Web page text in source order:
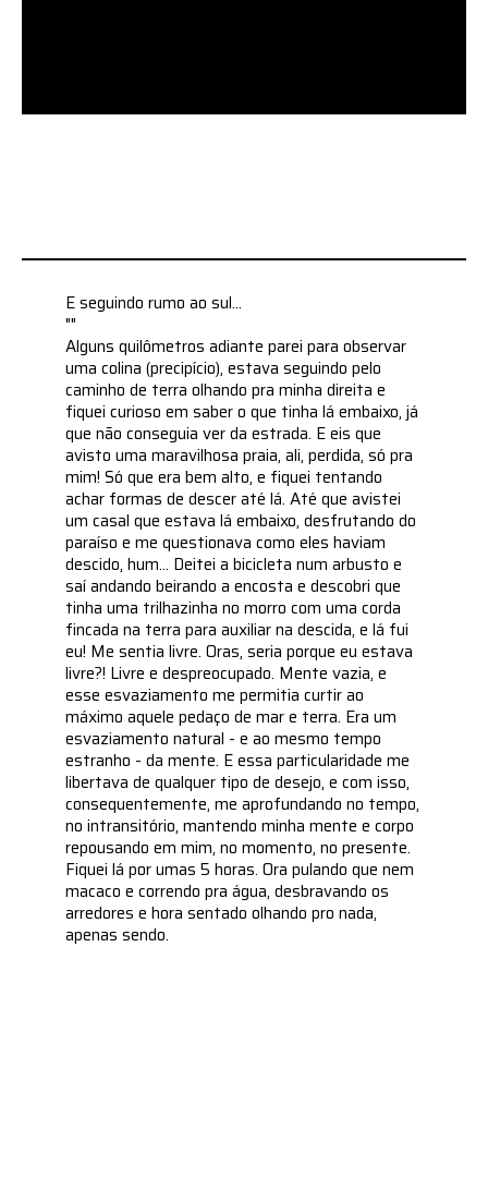
E seguindo rumo ao sul...
""
Alguns quilômetros adiante parei para observar
uma colina (precipício), estava seguindo pelo
caminho de terra olhando pra minha direita e
fiquei curioso em saber o que tinha lá embaixo, já
que não conseguia ver da estrada. E eis que
avisto uma maravilhosa praia, ali, perdida, só pra
mim! Só que era bem alto, e fiquei tentando
achar formas de descer até lá. Até que avistei
um casal que estava lá embaixo, desfrutando do
paraíso e me questionava como eles haviam
descido, hum... Deitei a bicicleta num arbusto e
saí andando beirando a encosta e descobri que
tinha uma trilhazinha no morro com uma corda
fincada na terra para auxiliar na descida, e lá fui
eu! Me sentia livre. Oras, seria porque eu estava
livre?! Livre e despreocupado. Mente vazia, e
esse esvaziamento me permitia curtir ao
máximo aquele pedaço de mar e terra. Era um
esvaziamento natural - e ao mesmo tempo
estranho - da mente. E essa particularidade me
libertava de qualquer tipo de desejo, e com isso,
consequentemente, me aprofundando no tempo,
no intransitório, mantendo minha mente e corpo
repousando em mim, no momento, no presente.
Fiquei lá por umas 5 horas. Ora pulando que nem
macaco e correndo pra água, desbravando os
arredores e hora sentado olhando pro nada,
apenas sendo.